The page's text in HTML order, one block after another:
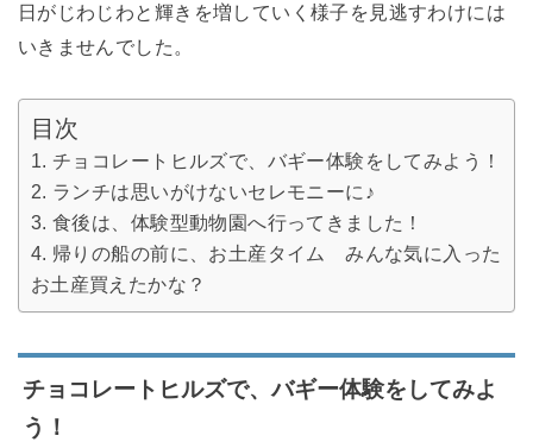
日がじわじわと輝きを増していく様子を見逃すわけには
いきませんでした。
目次
チョコレートヒルズで、バギー体験をしてみよう！
ランチは思いがけないセレモニーに♪
食後は、体験型動物園へ行ってきました！
帰りの船の前に、お土産タイム みんな気に入った
お土産買えたかな？
チョコレートヒルズで、バギー体験をしてみよ
う！